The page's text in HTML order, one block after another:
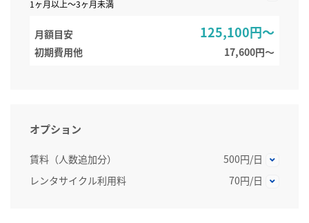
1ヶ月以上～3ヶ月未満
月額目安 125,100円～
初期費用他 17,600円〜
オプション
賃料（人数追加分）
500円/日
レンタサイクル利用料
70円/日